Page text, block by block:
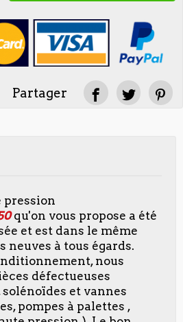
Partager
pression
qu'on vous propose a été
et est dans le même
neuves à tous égards.
nous
défectueuses
et vannes
pompes à palettes ,